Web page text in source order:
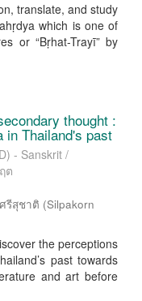
translate, and study
which is one of
or “Bṛhat-Trayī” by
thought :
in Thailand's past
- Sanskrit /
ต
รีสุชาติ (Silpakorn
the perceptions
past towards
and art before